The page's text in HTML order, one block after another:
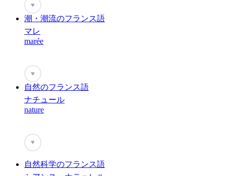
♥
潮・潮流のフランス語
マレ
marée
♥
自然のフランス語
ナチュール
nature
♥
自然科学のフランス語